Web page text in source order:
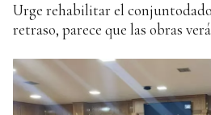
Urge rehabilitar el
retraso, parece que las obras